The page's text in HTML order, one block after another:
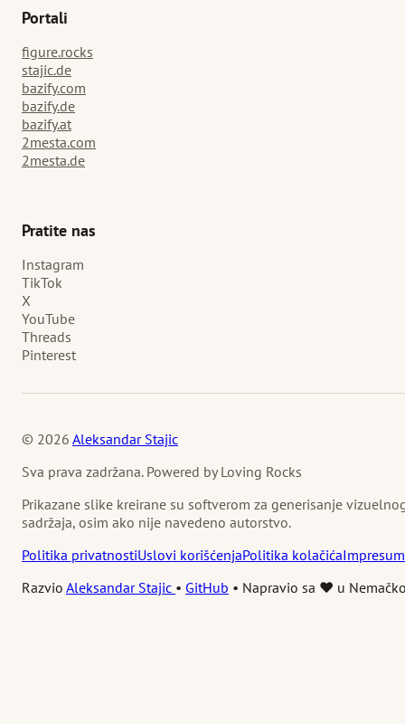
Portali
figure.rocks
stajic.de
bazify.com
bazify.de
bazify.at
2mesta.com
2mesta.de
Pratite nas
Instagram
TikTok
X
YouTube
Threads
Pinterest
© 2026 Aleksandar Stajic
Sva prava zadržana. Powered by Loving Rocks
Prikazane slike kreirane su softverom za generisanje
sadržaja, osim ako nije navedeno autorstvo.
Politika privatnostiUslovi korišćenjaPolitika kolačićaImpresum
Razvio Aleksandar Stajic • GitHub • Napravio sa ❤️ u